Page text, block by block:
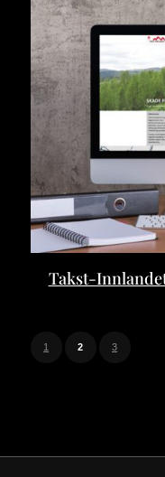
Takst-
1 2 3